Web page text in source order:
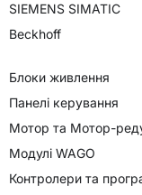
SIEMENS SIMATIC
Beckhoff
Блоки живлення
Панелі керування
Мотор та Мотор-
Модулі WAGO
Контролери та